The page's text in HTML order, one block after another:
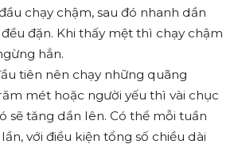
chạy chậm, sau đó nhanh dần
đặn. Khi thấy mệt thì chạy chậm
hẳn.
tiên nên chạy những quãng
mét hoặc người yếu thì vài chục
sẽ tăng dần lên. Có thể mỗi tuần
với điều kiện tổng số chiều dài